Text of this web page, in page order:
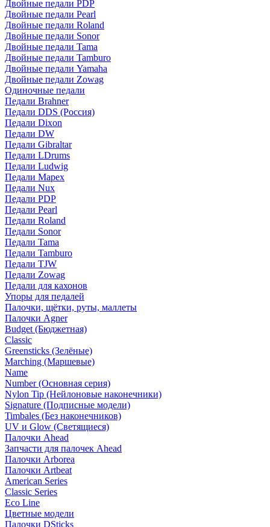
Двойные педали PDP
Двойные педали Pearl
Двойные педали Roland
Двойные педали Sonor
Двойные педали Tama
Двойные педали Tamburo
Двойные педали Yamaha
Двойные педали Zowag
Одиночные педали
Педали Brahner
Педали DDS (Россия)
Педали Dixon
Педали DW
Педали Gibraltar
Педали LDrums
Педали Ludwig
Педали Mapex
Педали Nux
Педали PDP
Педали Pearl
Педали Roland
Педали Sonor
Педали Tama
Педали Tamburo
Педали TJW
Педали Zowag
Педали для кахонов
Упоры для педалей
Палочки, щётки, руты, маллеты
Палочки Agner
Budget (Бюджетная)
Classic
Greensticks (Зелёные)
Marching (Маршевые)
Name
Number (Основная серия)
Nylon Tip (Нейлоновые наконечники)
Signature (Подписные модели)
Timbales (Без наконечников)
UV и Glow (Светящиеся)
Палочки Ahead
Запчасти для палочек Ahead
Палочки Arborea
Палочки Artbeat
American Series
Classic Series
Eco Line
Цветные модели
Палочки DSticks